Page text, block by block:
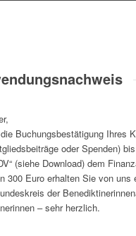
Buchungsbestätigung
oder Spenden)
(siehe Download) dem
300 Euro erhalten Sie von
der
– sehr herzlich.